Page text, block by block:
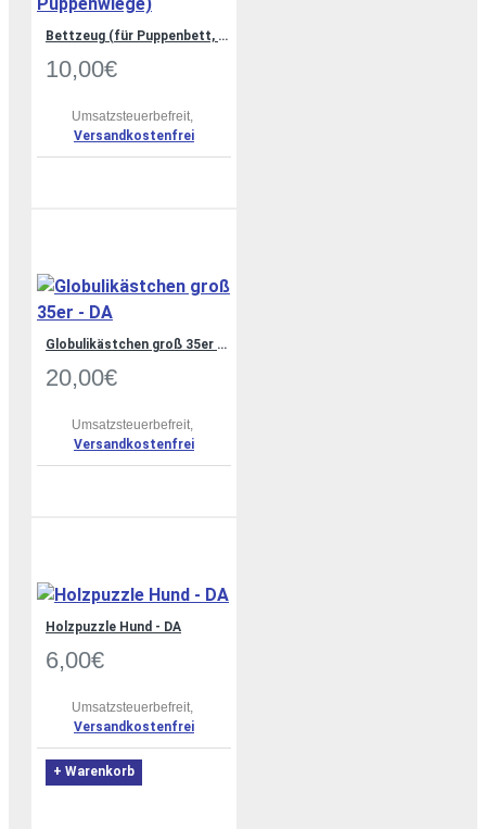
Bettzeug (für Puppenbett, Puppenwiege)
10,00€
Umsatzsteuerbefreit,
Versandkostenfrei
Globulikästchen groß 35er - DA
20,00€
Umsatzsteuerbefreit,
Versandkostenfrei
Holzpuzzle Hund - DA
6,00€
Umsatzsteuerbefreit,
Versandkostenfrei
+ Warenkorb